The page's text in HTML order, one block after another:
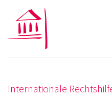
Internationale